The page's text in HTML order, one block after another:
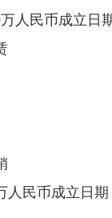
人民币成立日
民币成立日期